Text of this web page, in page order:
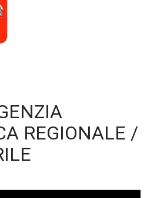
REGIONALE /